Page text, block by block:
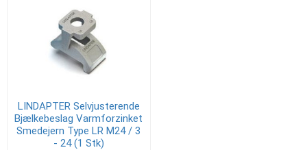
LINDAPTER Selvjusterende
Bjælkebeslag Varmforzinket
Smedejern Type LR M24 / 3
- 24 (1 Stk)